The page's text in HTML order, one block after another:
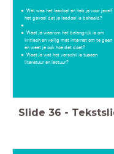
Wat was het lesdoel en heb je voor jezelf
het gevoel dat je lesdoel is behaald?
Weet je waarom het belangrijk is om
kritisch en veilig met internet om te gaan
en weet je ook hoe dat doet?
Weet je wat het verschil is tussen
literatuur en lectuur?
Slide 36 -